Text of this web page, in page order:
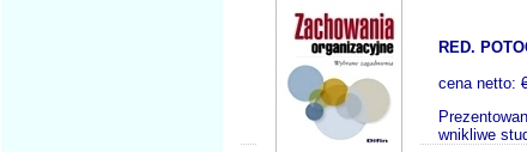
RED.
cena netto:
wnikliwe